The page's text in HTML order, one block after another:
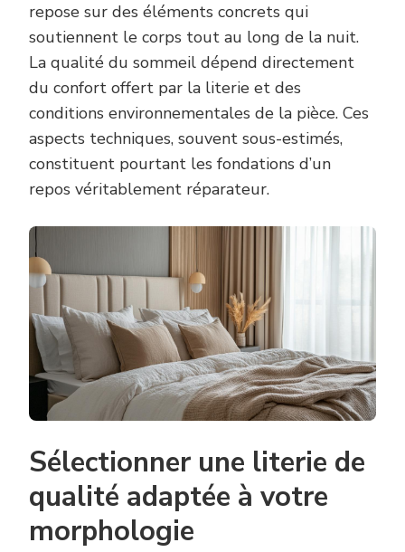
repose sur des éléments concrets qui
soutiennent le corps tout au long de la nuit.
La qualité du sommeil dépend directement
du confort offert par la literie et des
conditions environnementales de la pièce. Ces
aspects techniques, souvent sous-estimés,
constituent pourtant les fondations d’un
repos véritablement réparateur.
Sélectionner une literie de
qualité adaptée à votre
morphologie